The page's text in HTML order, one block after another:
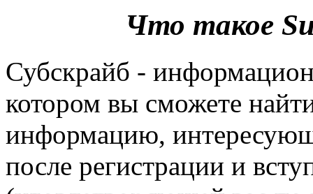
Что такое
Субскрайб -
котором вы сможете
информацию,
после регистрации и